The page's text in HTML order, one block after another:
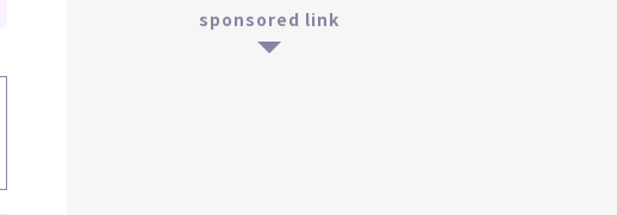
sponsored link